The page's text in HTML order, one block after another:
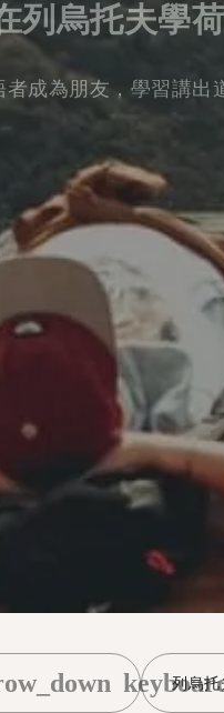
列烏托夫學
者成為朋友，學習講出
列烏托